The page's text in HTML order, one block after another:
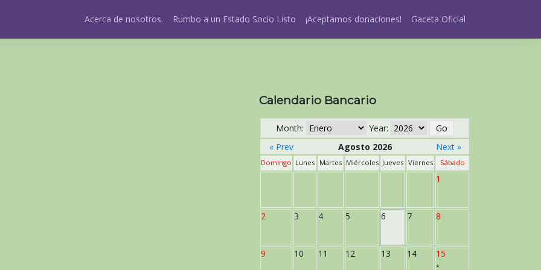
Acerca de nosotros. Rumbo a un Estado Socio Listo ¡Aceptamos donaciones! Gaceta Oficial
Calendario Bancario
Month:
Year:
« Prev
Agosto 2026 Next »
Domingo Lunes Martes Miércoles Jueves Viernes Sábado
1
2 3 4 5 6 7 8
9 10 11 12 13 14 15
*